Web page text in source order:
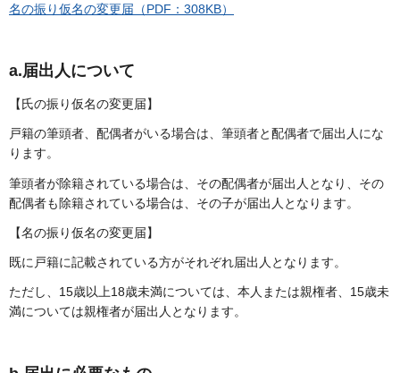
名の振り仮名の変更届（PDF：308KB）
a.届出人について
【氏の振り仮名の変更届】
戸籍の筆頭者、配偶者がいる場合は、筆頭者と配偶者で届出人にな
ります。
筆頭者が除籍されている場合は、その配偶者が届出人となり、その
配偶者も除籍されている場合は、その子が届出人となります。
【名の振り仮名の変更届】
既に戸籍に記載されている方がそれぞれ届出人となります。
ただし、15歳以上18歳未満については、本人または親権者、15歳未
満については親権者が届出人となります。